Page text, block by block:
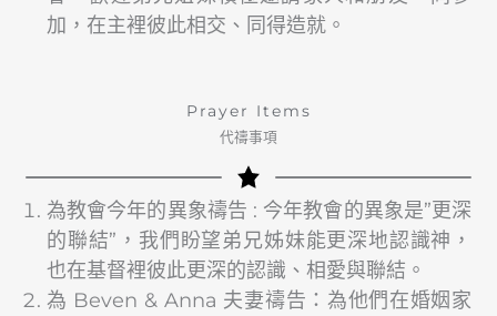
加，在主裡彼此相交、同得造就。
Prayer Items
代禱事項
為教會今年的異象禱告 : 今年教會的異象是”更深
的聯結”，我們盼望弟兄姊妹能更深地認識神，
也在基督裡彼此更深的認識、相愛與聯結。
為 Beven & Anna 夫妻禱告：為他們在婚姻家